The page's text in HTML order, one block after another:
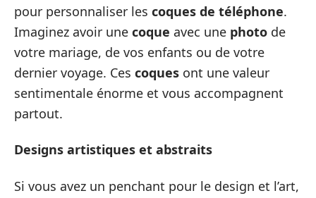
pour personnaliser les coques de téléphone.
Imaginez avoir une coque avec une photo de
votre mariage, de vos enfants ou de votre
dernier voyage. Ces coques ont une valeur
sentimentale énorme et vous accompagnent
partout.
Designs artistiques et abstraits
Si vous avez un penchant pour le design et l’art,